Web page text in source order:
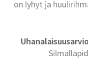
on lyhyt ja